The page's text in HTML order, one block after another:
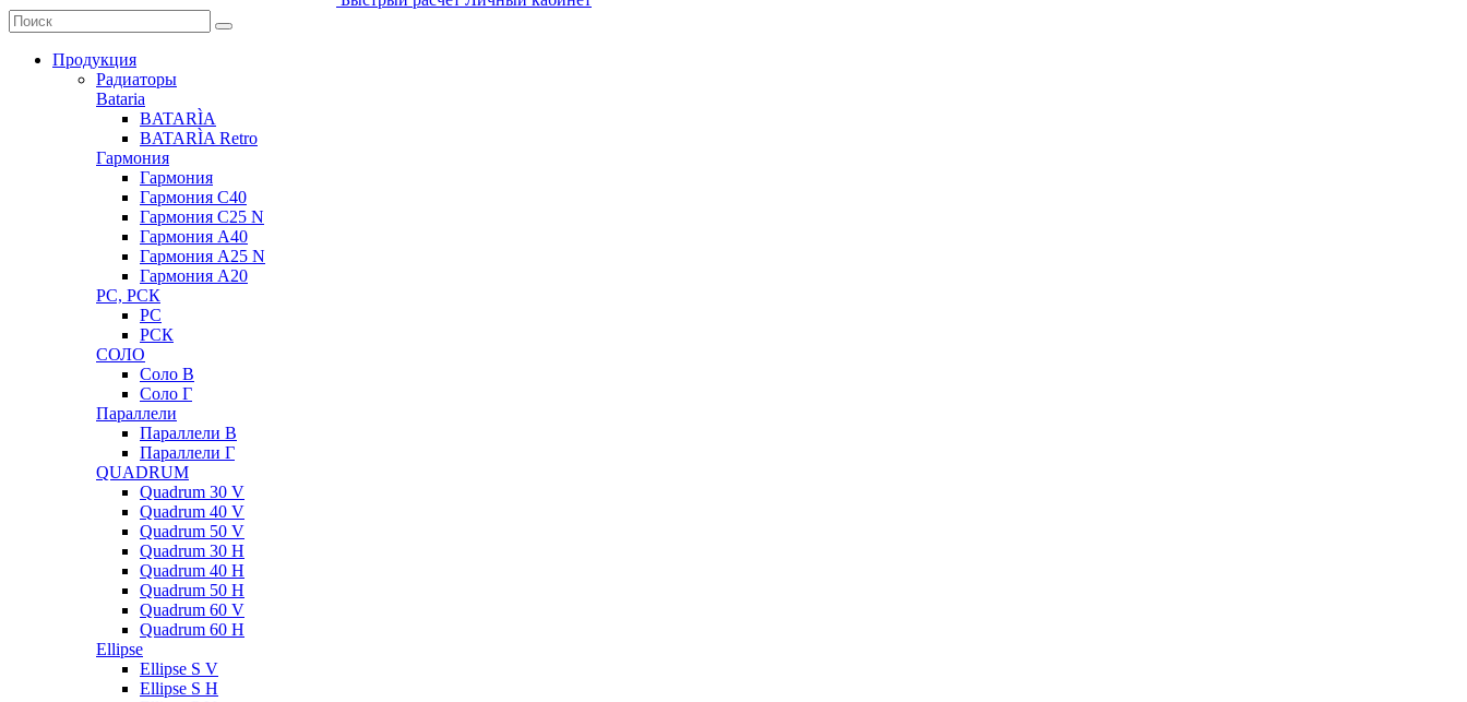
Продукция
Радиаторы
Bataria
BATARÌA
BATARÌA Retro
Гармония
Гармония
Гармония С40
Гармония С25 N
Гармония А40
Гармония А25 N
Гармония А20
РС, РСК
РС
РСК
СОЛО
Соло В
Соло Г
Параллели
Параллели В
Параллели Г
QUADRUM
Quadrum 30 V
Quadrum 40 V
Quadrum 50 V
Quadrum 30 H
Quadrum 40 H
Quadrum 50 H
Quadrum 60 V
Quadrum 60 H
Ellipse
Ellipse S V
Ellipse S H